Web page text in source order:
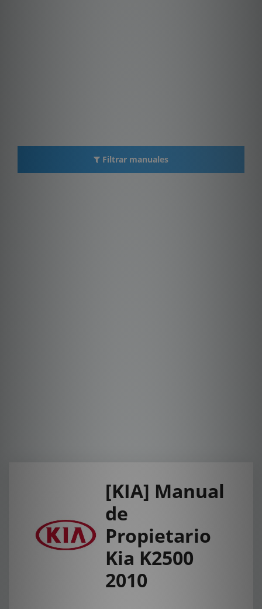
Filtrar manuales
[KIA] Manual
de
Propietario
Kia K2500
2010